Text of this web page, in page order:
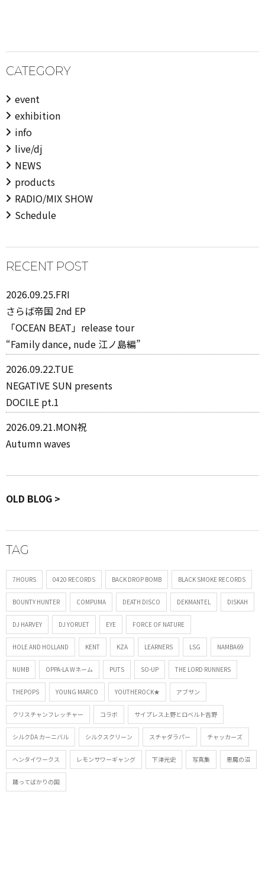
CATEGORY
event
exhibition
info
live/dj
NEWS
products
RADIO/MIX SHOW
Schedule
RECENT POST
2026.09.25.FRI
さらば帝国 2nd EP
「OCEAN BEAT」release tour
“Family dance, nude 江ノ島編”
2026.09.22.TUE
NEGATIVE SUN presents
DOCILE pt.1
2026.09.21.MON祝
Autumn waves
OLD BLOG >
TAG
7HOURS 0420 RECORDS BACK DROP BOMB BLACK SMOKE RECORDS
BOUNTY HUNTER COMPUMA DEATH DISCO DEKMANTEL DISKAH
DJ HARVEY DJ YORUET EYE FORCE OF NATURE
HOLE AND HOLLAND KENT KZA LEARNERS LSG NAMBA69
NUMB OPPA-LA Wネーム PUTS SO-UP THE LORD RUNNERS
THEPOPS YOUNG MARCO YOUTHEROCK★ アブサン
クリスチャンフレッチャー コラボ サイプレス上野とロベルト吉野
シルクDA カーニバル シルクスクリーン スチャダラパー チャッカーズ
ヘンタイワークス レモンサワーギャング 下津光史 写真集 悪魔の沼
踊ってばかりの国